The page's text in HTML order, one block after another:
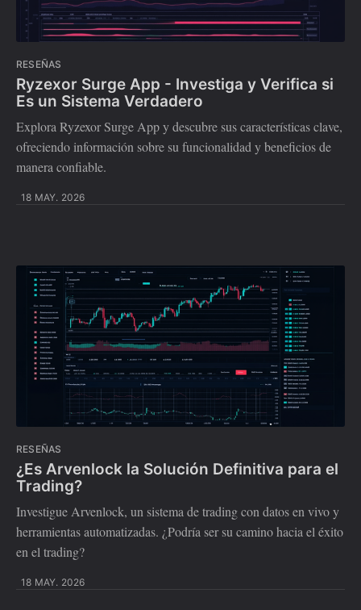
RESEÑAS
Ryzexor Surge App - Investiga y Verifica si
Es un Sistema Verdadero
Explora Ryzexor Surge App y descubre sus características clave,
ofreciendo información sobre su funcionalidad y beneficios de
manera confiable.
18 MAY. 2026
RESEÑAS
¿Es Arvenlock la Solución Definitiva para el
Trading?
Investigue Arvenlock, un sistema de trading con datos en vivo y
herramientas automatizadas. ¿Podría ser su camino hacia el éxito
en el trading?
18 MAY. 2026